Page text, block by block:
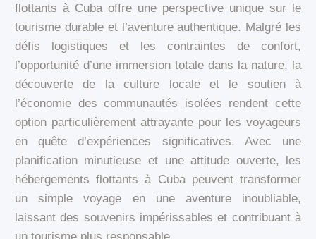
flottants à Cuba offre une perspective unique sur le
tourisme durable et l’aventure authentique. Malgré les
défis logistiques et les contraintes de confort,
l’opportunité d’une immersion totale dans la nature, la
découverte de la culture locale et le soutien à
l’économie des communautés isolées rendent cette
option particulièrement attrayante pour les voyageurs
en quête d’expériences significatives. Avec une
planification minutieuse et une attitude ouverte, les
hébergements flottants à Cuba peuvent transformer
un simple voyage en une aventure inoubliable,
laissant des souvenirs impérissables et contribuant à